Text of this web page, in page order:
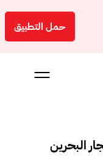
حمل التطبيق
البحرين